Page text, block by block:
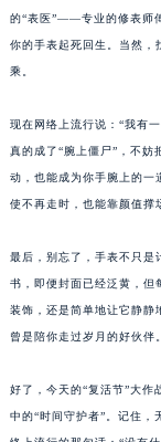
大连市中
南宁市青
的“表医”——专业的修表师
你的手表起死回生。当然，
乘。
现在网络上流行说：“我有
真的成了“腕上僵尸”，不妨
动，也能成为你手腕上的一
使不再走时，也能靠颜值撑
最后，别忘了，手表不只是
书，即便封面已经泛黄，但
装饰，还是简单地让它静静
曾是陪你走过岁月的好伙伴。
好了，今天的“复活节”大作
中的“时间守护者”。记住，